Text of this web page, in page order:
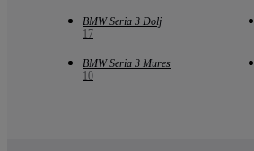
BMW Seria 3 Dolj
17
BMW Seria 3 Mures
10